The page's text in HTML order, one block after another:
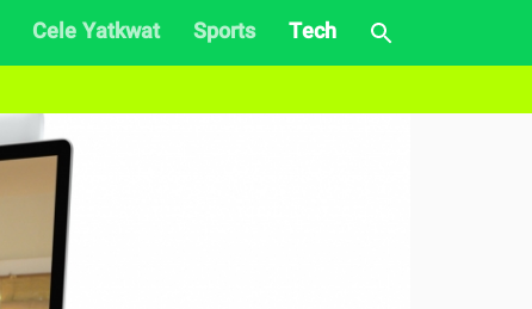
Cele Yatkwat Sports
Tech